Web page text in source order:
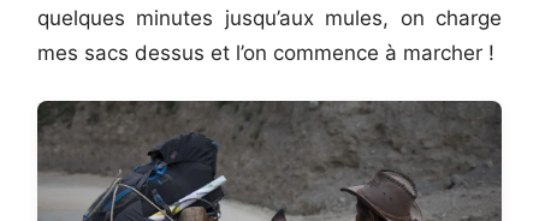
quelques minutes jusqu’aux mules, on charge
mes sacs dessus et l’on commence à marcher !